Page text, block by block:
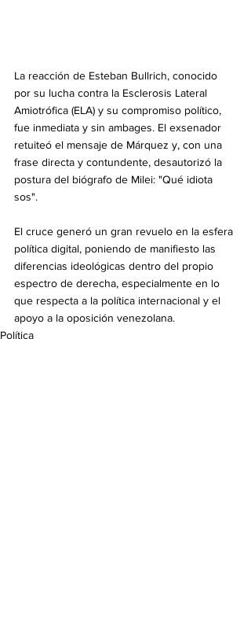
La reacción de Esteban Bullrich, conocido
por su lucha contra la Esclerosis Lateral
Amiotrófica (ELA) y su compromiso político,
fue inmediata y sin ambages. El exsenador
retuiteó el mensaje de Márquez y, con una
frase directa y contundente, desautorizó la
postura del biógrafo de Milei: "Qué idiota
sos".
El cruce generó un gran revuelo en la esfera
política digital, poniendo de manifiesto las
diferencias ideológicas dentro del propio
espectro de derecha, especialmente en lo
que respecta a la política internacional y el
apoyo a la oposición venezolana.
Política